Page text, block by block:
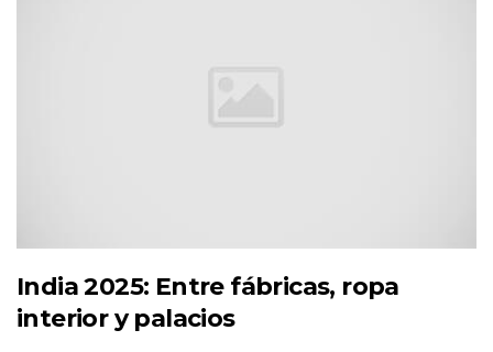
India 2025: Entre fábricas, ropa
interior y palacios